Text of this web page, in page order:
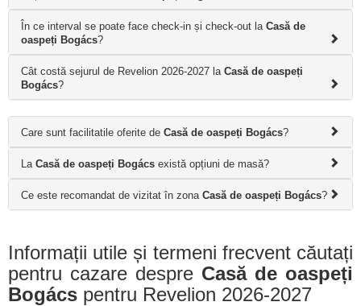
În ce interval se poate face check-in și check-out la Casă de
oaspeți Bogács?
Cât costă sejurul de Revelion 2026-2027 la Casă de oaspeți
Bogács?
Care sunt facilitatile oferite de Casă de oaspeți Bogács?
La Casă de oaspeți Bogács există opțiuni de masă?
Ce este recomandat de vizitat în zona Casă de oaspeți Bogács?
Informații utile și termeni frecvent căutați
pentru cazare despre Casă de oaspeți
Bogács pentru Revelion 2026-2027